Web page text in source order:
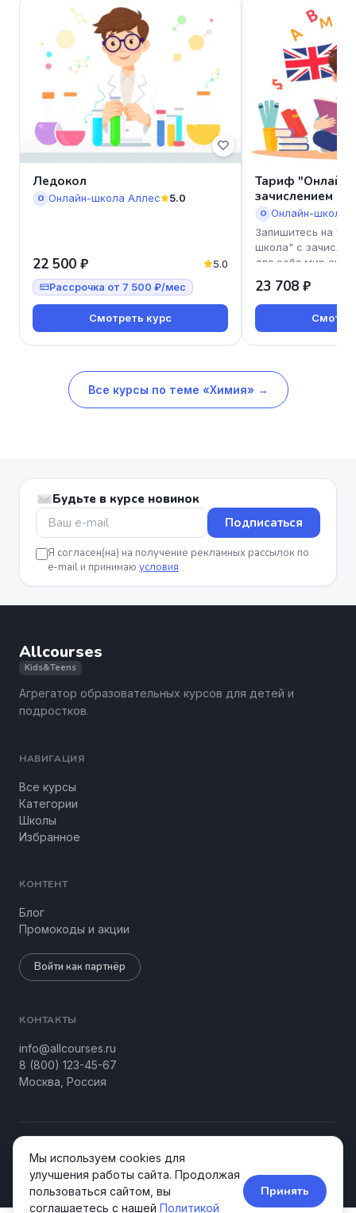
Ледокол
О Онлайн-школа Аллес 5.0
22 500 ₽ 5.0
Рассрочка от 7 500 ₽/мес
Смотреть курс
Тариф
зачислением
О Онлайн-школа
Запишитесь на
школа" с
для себя мир
23 708 ₽
Все курсы по теме «Химия» →
Будьте в курсе новинок
Подписаться
Я согласен(на) на получение рекламных рассылок по
e-mail и принимаю условия
Allcourses
Kids&Teens
Агрегатор образовательных курсов для детей и
подростков.
НАВИГАЦИЯ
Все курсы
Категории
Школы
Избранное
КОНТЕНТ
Блог
Промокоды и акции
Войти как партнёр
КОНТАКТЫ
info@allcourses.ru
8 (800) 123-45-67
Москва, Россия
КонфиденциальностьСоглашение
Мы используем cookies для
улучшения работы сайта. Продолжая
пользоваться сайтом, вы
соглашаетесь с нашей Политикой
Принять